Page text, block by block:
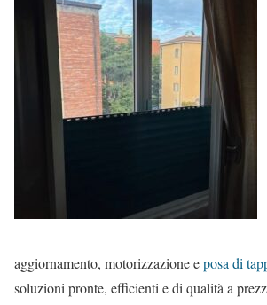
aggiornamento, motorizzazione eposa di
soluzioni pronte, efficienti e di qualità a